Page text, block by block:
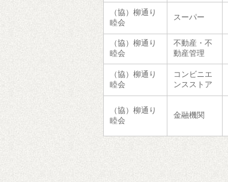
（協）柳通り
睦会
スーパー
（協）柳通り
睦会
不動産・不
動産管理
（協）柳通り
睦会
コンビニエ
ンスストア
（協）柳通り
睦会
金融機関